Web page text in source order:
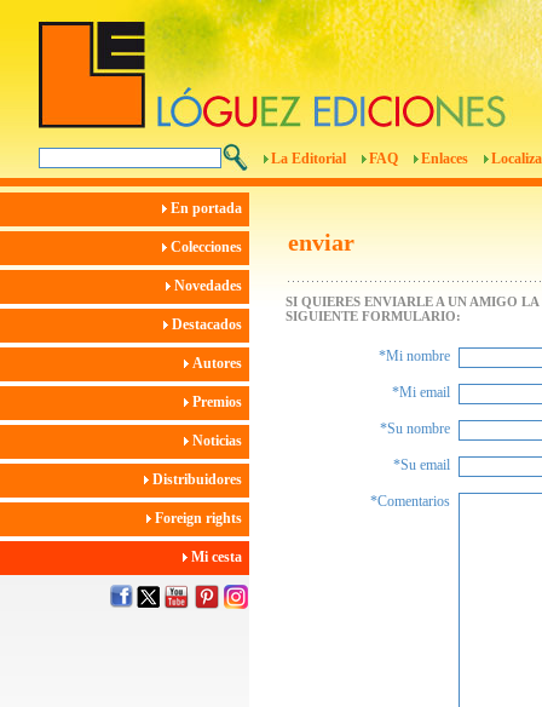
La Editorial FAQ Enlaces
En portada
Colecciones
Novedades
Destacados
Autores
Premios
Noticias
Distribuidores
Foreign rights
Mi cesta
enviar
SI QUIERES ENVIARLE A UN AMIGO
SIGUIENTE FORMULARIO:
*Mi nombre
*Mi email
*Su nombre
*Su email
*Comentarios